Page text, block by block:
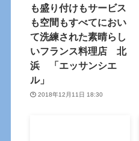
も盛り付けもサービス
も空間もすべてにおい
て洗練された素晴らし
いフランス料理店 北
浜 「エッサンシエ
ル」
2018年12月11日 18:30